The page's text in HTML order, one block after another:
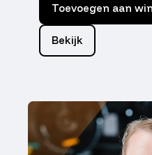
Toevoegen aan
Bekijk